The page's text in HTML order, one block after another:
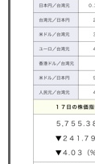
経済ニュー
労務顧問
ＩＴ
飲食店情報